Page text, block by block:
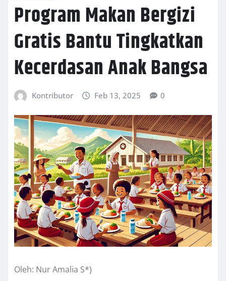
Program Makan Bergizi
Gratis Bantu Tingkatkan
Kecerdasan Anak Bangsa
Kontributor Feb 13, 2025 0
Oleh: Nur Amalia S*)